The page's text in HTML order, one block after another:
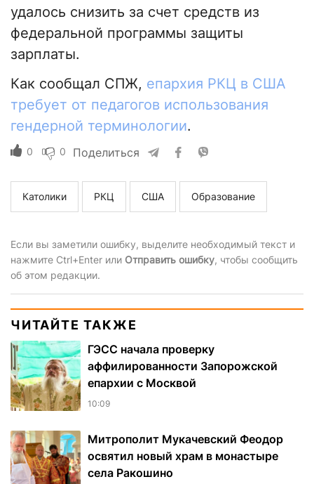
удалось снизить за счет средств из
федеральной программы защиты
зарплаты.
Как сообщал СПЖ, епархия РКЦ в США
требует от педагогов использования
гендерной терминологии.
0 0 Поделиться
Католики РКЦ США Образование
Если вы заметили ошибку, выделите необходимый текст и
нажмите Ctrl+Enter или Отправить ошибку, чтобы сообщить
об этом редакции.
ЧИТАЙТЕ ТАКЖЕ
ГЭСС начала проверку
аффилированности Запорожской
епархии с Москвой
10:09
Митрополит Мукачевский Феодор
освятил новый храм в монастыре
села Ракошино